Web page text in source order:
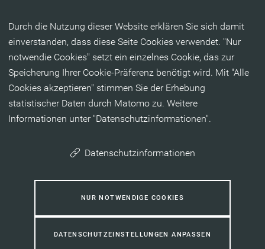
Durch die Nutzung dieser Website erklären Sie sich damit
einverstanden, dass diese Seite Cookies verwendet. "Nur
notwendie Cookies" setzt ein einzelnes Cookie, das zur
Speicherung Ihrer Cookie-Präferenz benötigt wird. Mit "Alle
Cookies akzeptieren" stimmen Sie der Erhebung
statistischer Daten durch Matomo zu. Weitere
Informationen unter "Datenschutzinformationen".
Datenschutzinformationen
NUR NOTWENDIGE COOKIES
DATENSCHUTZEINSTELLUNGEN ANPASSEN